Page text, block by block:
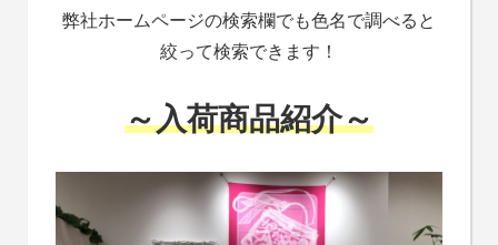
弊社ホームページの検索欄でも色名で調べると
絞って検索できます！
～入荷商品紹介～